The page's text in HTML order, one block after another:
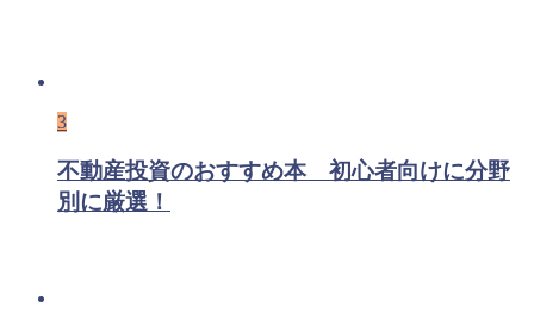
3
不動産投資のおすすめ本 初心者向けに分野
別に厳選！